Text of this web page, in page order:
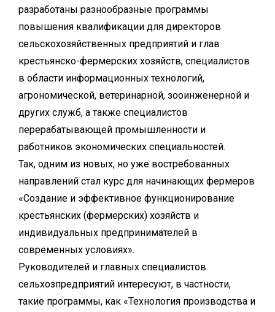
разработаны разнообразные программы
повышения квалификации для директоров
сельскохозяйственных предприятий и глав
крестьянско-фермерских хозяйств, специалистов
в области информационных технологий,
агрономической, ветеринарной, зооинженерной и
других служб, а также специалистов
перерабатывающей промышленности и
работников экономических специальностей.
Так, одним из новых, но уже востребованных
направлений стал курс для начинающих фермеров
«Создание и эффективное функционирование
крестьянских (фермерских) хозяйств и
индивидуальных предпринимателей в
современных условиях».
Руководителей и главных специалистов
сельхозпредприятий интересуют, в частности,
такие программы, как «Технология производства и